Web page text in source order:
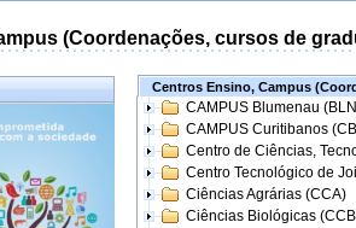
(Coordenações, cursos de
Centros Ensino, Campus
CAMPUS Blumenau
CAMPUS Curitibanos
Centro de Ciências,
Centro Tecnológico de
Ciências Agrárias (CCA)
Ciências Biológicas